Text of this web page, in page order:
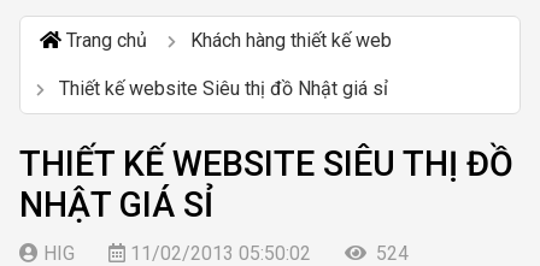
Trang chủ Khách hàng thiết kế web
Thiết kế website Siêu thị đồ Nhật giá sỉ
THIẾT KẾ WEBSITE SIÊU THỊ ĐỒ
NHẬT GIÁ SỈ
HIG 11/02/2013 05:50:02
524